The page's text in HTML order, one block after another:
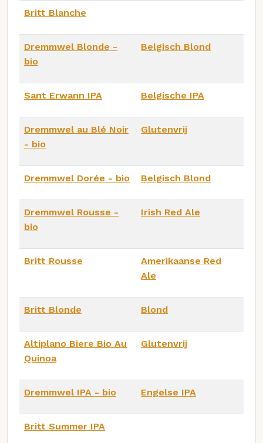
Britt Blanche
Dremmwel Blonde -
bio
Belgisch Blond
Sant Erwann IPA Belgische IPA
Dremmwel au Blé Noir
- bio
Glutenvrij
Dremmwel Dorée - bio Belgisch Blond
Dremmwel Rousse -
bio
Irish Red Ale
Britt Rousse
Amerikaanse Red
Ale
Britt Blonde Blond
Altiplano Biere Bio Au
Quinoa
Glutenvrij
Dremmwel IPA - bio Engelse IPA
Britt Summer IPA